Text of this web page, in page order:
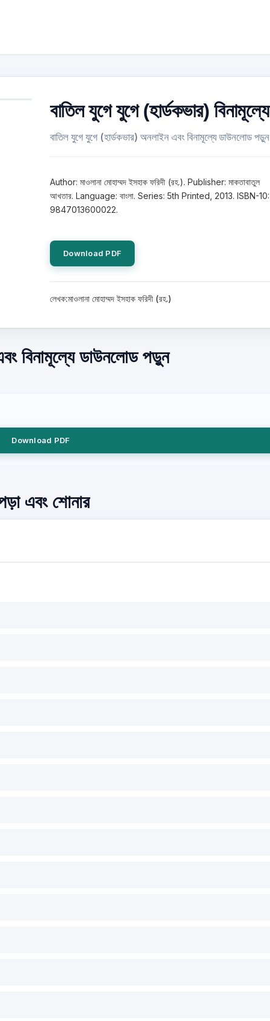
বাতিল যুগে যুগে (হার্ডকভার) বিনামূল্যে
বাতিল যুগে যুগে (হার্ডকভার) অনলাইন এবং বিনামূল্যে ডাউনলোড পড়ুন
Author: মাওলানা মোহাম্মদ ইসহাক ফরিদী (রহ.). Publisher: মাকতাবাতুল
আখতার. Language: বাংলা. Series: 5th Printed, 2013. ISBN-10:
9847013600022.
Download PDF
লেখক:মাওলানা মোহাম্মদ ইসহাক ফরিদী (রহ.)
বিনামূল্যে ডাউনলোড পড়ুন
Download PDF
এবং শোনার